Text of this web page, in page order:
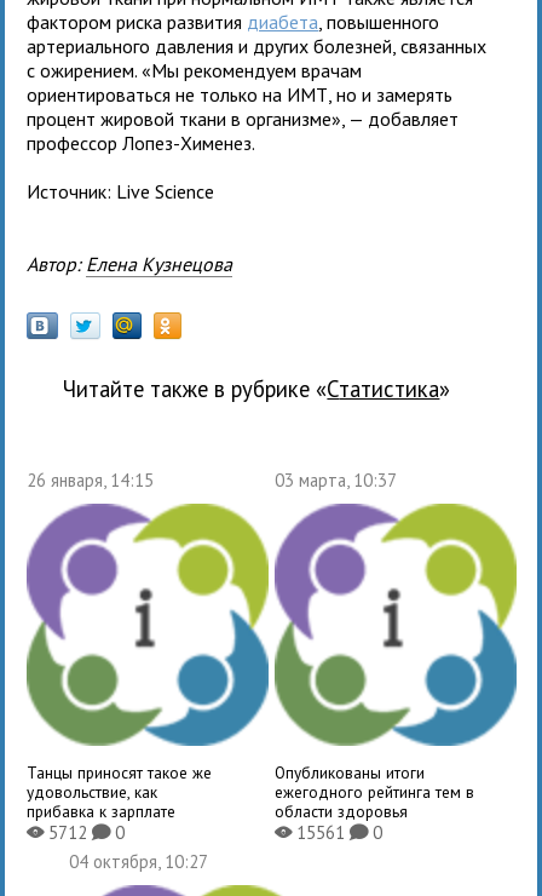
фактором риска развития диабета , повышенного
артериального давления и других болезней, связанных
с ожирением. «Мы рекомендуем врачам
ориентироваться не только на ИМТ, но и замерять
процент жировой ткани в организме», — добавляет
профессор Лопез-Хименез.
Источник: Live Science
Автор: Елена Кузнецова
Читайте также в рубрике « статистика»
26 января, 14:15
Танцы приносят такое же
удовольствие, как
прибавка к зарплате
X5712K0
03 марта, 10:37
Опубликованы итоги
ежегодного рейтинга тем в
области здоровья
X15561 K0
04 октября, 10:27